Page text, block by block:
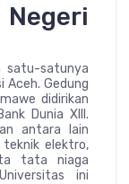
satu-satunya
Aceh. Gedung
didirikan
Dunia XIII.
antara lain
elektro,
tata niaga
ini